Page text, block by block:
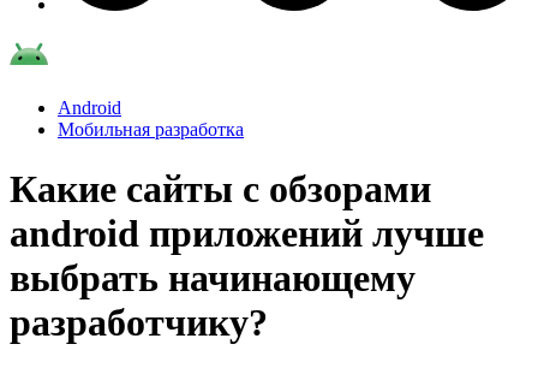
Android
Мобильная разработка
Какие сайты с обзорами
android приложений лучше
выбрать начинающему
разработчику?